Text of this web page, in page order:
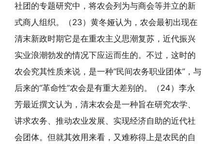
社团的专题研究中，将农会列为与商会等并立的新
式商人组织。（23）黄冬娅认为，农会最初出现在
清末新政时期它是在重农主义思潮复苏，近代振兴
实业浪潮勃发的情况下应运而生的。不过，这时的
农会究其性质来说，是一种“民间农务职业团体”，与
后来的“革命性”农会是有重大差别的。（24）李永
芳最近撰文认为，清末农会是一种旨在研究农学、
讲求农务、推动农业发展、实现经济自助的近代社
会团体。但就其效用来看，又难称得上是农民的自